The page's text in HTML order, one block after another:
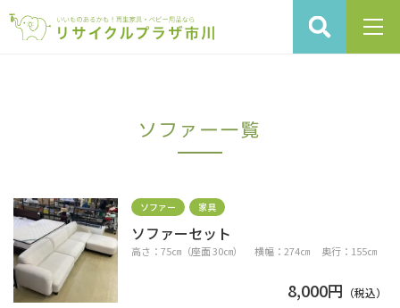
ソファー一覧
ソファー 家具
ソファーセット
高さ：75㎝（座面 30㎝） 横幅：274㎝ 奥行：155㎝
8,000円 （税込）